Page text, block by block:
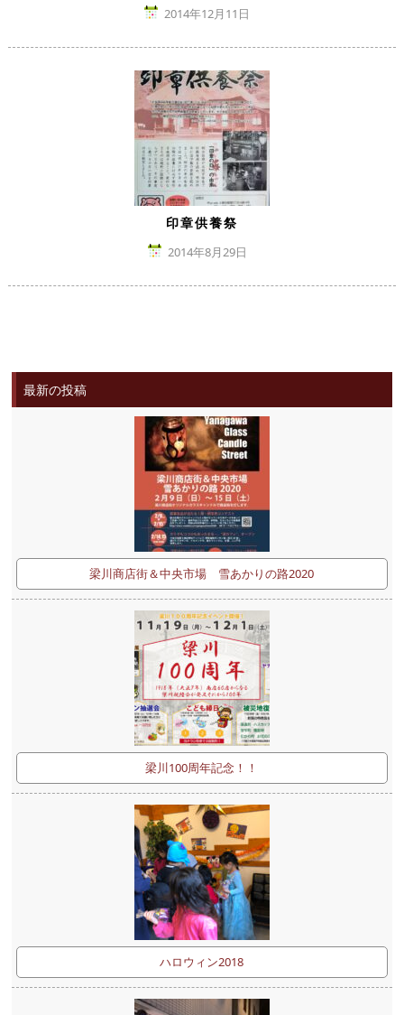
2014年12月11日
印章供養祭
2014年8月29日
最新の投稿
梁川商店街＆中央市場 雪あかりの路2020
梁川100周年記念！！
ハロウィン2018